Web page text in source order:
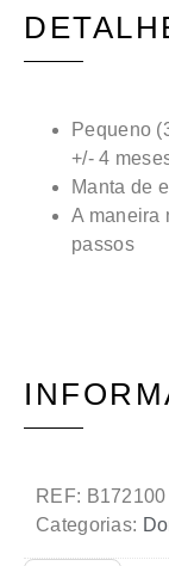
Pequeno
+/- 4
Manta de
A maneira
passos
REF: B172100
Categorias: